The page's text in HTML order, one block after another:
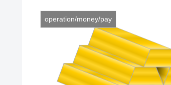
operation/money/pay